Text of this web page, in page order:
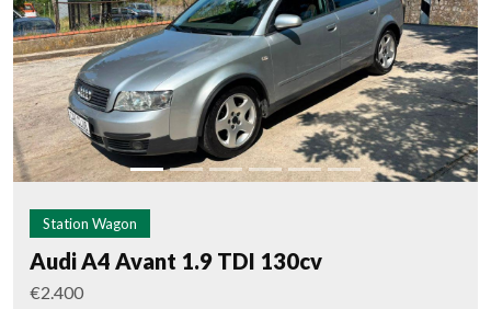
Station Wagon
Audi A4 Avant 1.9 TDI 130cv
€2.400